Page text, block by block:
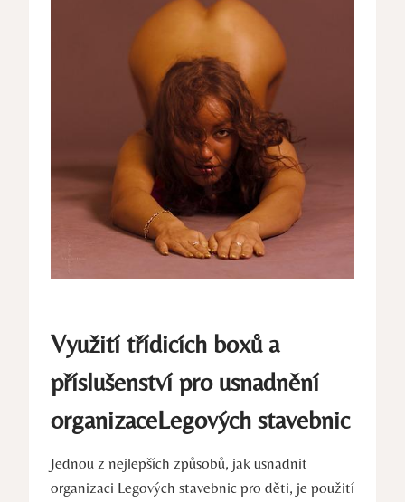
Využití třídicích boxů a⁢
příslušenství pro usnadnění
organizaceLegových stavebnic
Jednou z nejlepších způsobů, jak usnadnit
organizaci Legových stavebnic pro děti, je použití